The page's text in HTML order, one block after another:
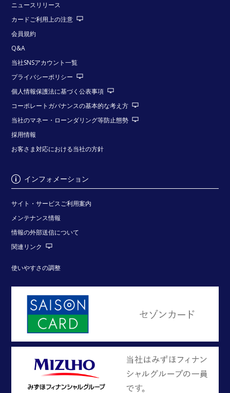
ニュースリリース
カードご利用上の注意
会員規約
Q&A
当社SNSアカウント一覧
プライバシーポリシー
個人情報保護法に基づく公表事項
コーポレートガバナンスの基本的な考え方
当社のマネー・ローンダリング等防止態勢
採用情報
お客さま対応における当社の方針
インフォメーション
サイト・サービスご利用案内
メンテナンス情報
情報の外部送信について
関連リンク
使いやすさの調整